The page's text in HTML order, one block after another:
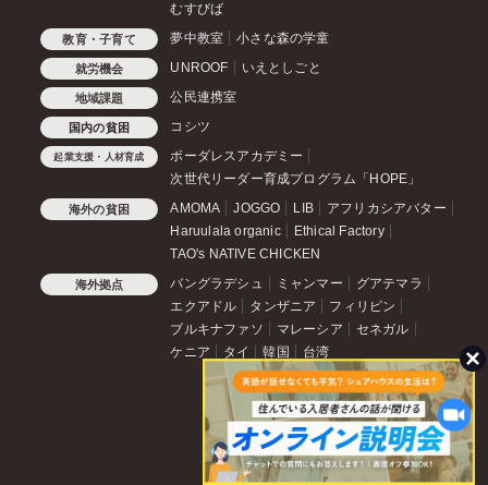
むすびば
教育・子育て 夢中教室 小さな森の学童
就労機会 UNROOF いえとしごと
地域課題 公民連携室
国内の貧困 コシツ
起業支援・人材育成
ボーダレスアカデミー
次世代リーダー育成プログラム「HOPE」
海外の貧困 AMOMA JOGGO LIB
アフリカシアバター
Haruulala organic
Ethical Factory
TAO's NATIVE CHICKEN
海外拠点 バングラデシュ ミャンマー
グアテマラ
エクアドル
タンザニア
フィリピン
ブルキナファソ
マレーシア
セネガル
ケニア
タイ 韓国 台湾